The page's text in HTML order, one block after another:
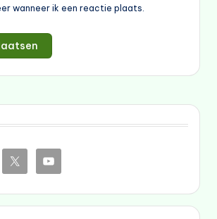
wanneer ik een reactie plaats.